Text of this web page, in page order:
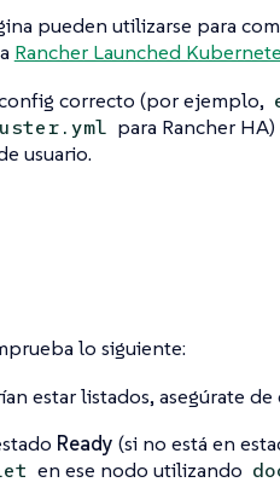
pueden utilizarse para
Rancher Launched
correcto (por ejemplo,
para Rancher
usuario.
lo siguiente:
estar listados, asegúrate
Ready (si no está en
en ese nodo utilizando